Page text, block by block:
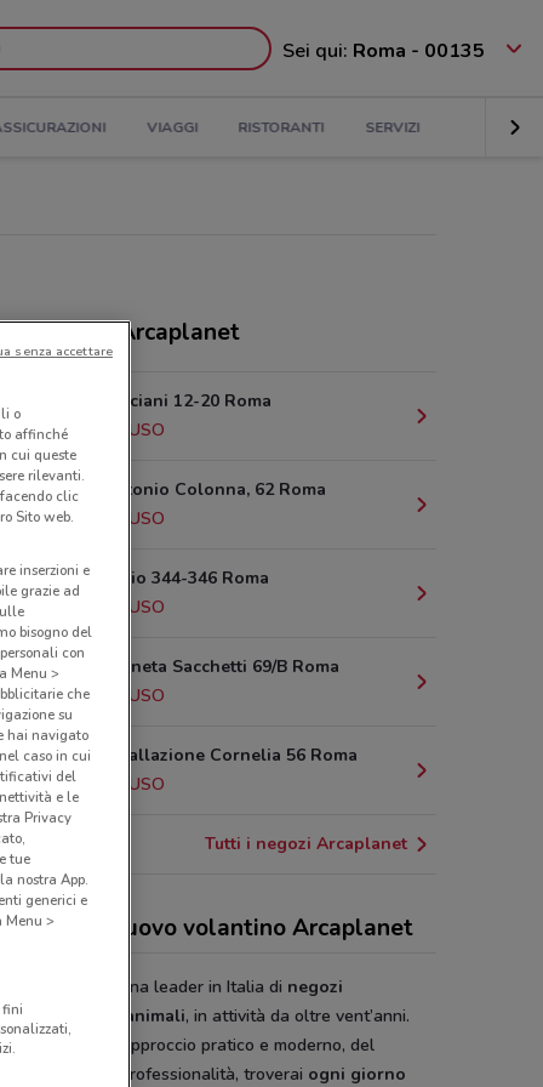
Sei qui: Roma - 00135
VIAGGI RISTORANTI SERVIZI
e negozi Arcaplanet
Via Luigi Luciani 12-20 Roma
2.5 km
CHIUSO
Via Marcantonio Colonna, 62 Roma
2.6 km
CHIUSO
Via Anastasio 344-346 Roma
CHIUSO
Via Della Pineta Sacchetti 69/B Roma
3.5 km
CHIUSO
Via Circonvallazione Cornelia 56 Roma
4.3 km
CHIUSO
Tutti i negozi Arcaplanet
del nuovo volantino Arcaplanet
è un’insegna leader in Italia di negozi
per gli animali, in attività da oltre vent’anni.
con l'approccio pratico e moderno, del
di grande professionalità, troverai ogni giorno
o
affinché
cui queste
rilevanti.
clic
Sito web.
inserzioni e
grazie ad
bisogno del
con
Menu >
che
su
hai navigato
caso in cui
del
e le
Privacy
tue
nostra App.
generici e
Menu >
fini
senza accettare